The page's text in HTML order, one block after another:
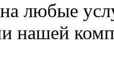
любые
нашей